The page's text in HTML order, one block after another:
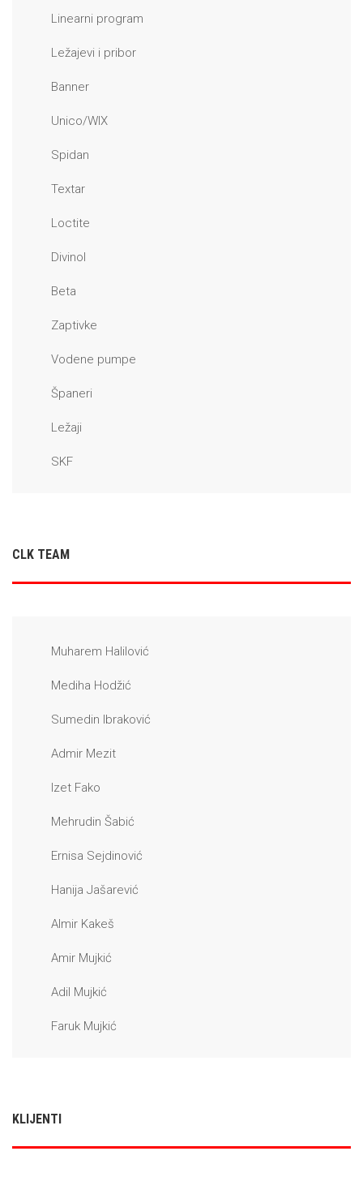
Linearni program
Ležajevi i pribor
Banner
Unico/WIX
Spidan
Textar
Loctite
Divinol
Beta
Zaptivke
Vodene pumpe
Španeri
Ležaji
SKF
CLK TEAM
Muharem Halilović
Mediha Hodžić
Sumedin Ibraković
Admir Mezit
Izet Fako
Mehrudin Šabić
Ernisa Sejdinović
Hanija Jašarević
Almir Kakeš
Amir Mujkić
Adil Mujkić
Faruk Mujkić
KLIJENTI